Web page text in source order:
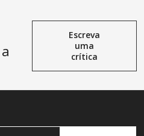
Escreva
uma
crítica